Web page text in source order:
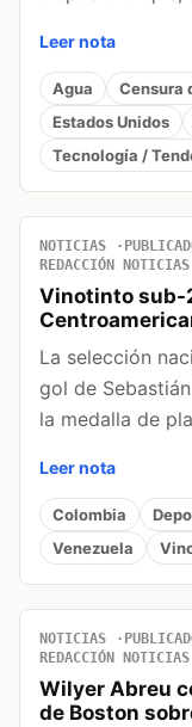
Leer nota
Agua Censura
Estados Unidos
Tecnología /
NOTICIAS
REDACCIÓN
Vinotinto sub-
La selección
gol de
la medalla de
Leer nota
Colombia
Venezuela
NOTICIAS
REDACCIÓN
Wilyer Abreu
de Boston